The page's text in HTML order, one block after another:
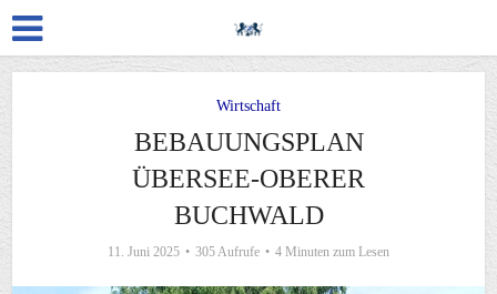
Wirtschaft
BEBAUUNGSPLAN
ÜBERSEE-OBERER
BUCHWALD
11. Juni 2025 305 Aufrufe 4 Minuten zum Lesen